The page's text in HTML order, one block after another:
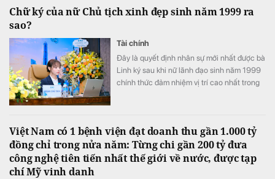
Chữ ký của nữ Chủ tịch xinh đẹp sinh năm 1999 ra
sao?
Tài chính
Đây là quyết định nhân sự mới nhất được bà
Linh ký sau khi nữ lãnh đạo sinh năm 1999
chính thức đảm nhiệm vị trí cao nhất trong
Việt Nam có 1 bệnh viện đạt doanh thu gần 1.000 tỷ
đồng chỉ trong nửa năm: Từng chi gần 200 tỷ đưa
công nghệ tiên tiến nhất thế giới về nước, được tạp
chí Mỹ vinh danh